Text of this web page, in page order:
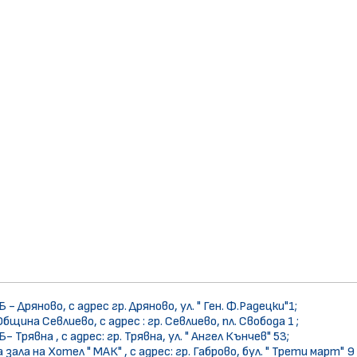
с адрес гр. Дряново, ул. " Ген. Ф.Радецки"1;
Севлиево, с адрес : гр. Севлиево, пл. Свобода 1 ;
, с адрес: гр. Трявна, ул. " Ангел Кънчев" 53;
на Хотел " МАК" , с адрес: гр. Габрово, бул. " Трети март" 9